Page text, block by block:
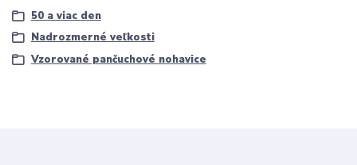
50 a viac den
Nadrozmerné veľkosti
Vzorované pančuchové nohavice